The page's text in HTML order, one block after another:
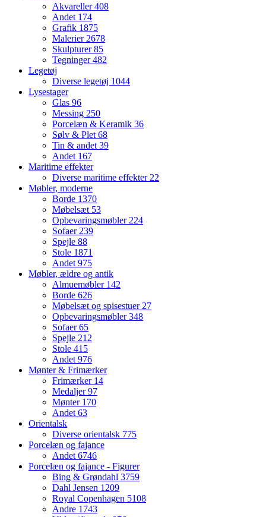
Akvareller408
Andet 174
Grafik 1875
Malerier 2678
Skulpturer85
Tegninger482
Legetøj
Diverse legetøj 1044
Lysestager
Glas 96
Messing 250
Porcelæn & Keramik 36
Sølv & Plet 68
Tin & andet 39
Andet 167
Maritime effekter
Diverse maritime effekter 22
Møbler, moderne
Borde 1370
Møbelsæt 53
Opbevaringsmøbler 224
Sofaer 239
Spejle 88
Stole 1871
Andet 975
Møbler, ældre og antik
Almuemøbler 142
Borde 626
Møbelsæt og spisestuer 27
Opbevaringsmøbler348
Sofaer65
Spejle 212
Stole 415
Andet 976
Mønter & Frimærker
Frimærker 14
Medaljer97
Mønter 170
Andet 63
Orientalsk
Diverse orientalsk 775
Porcelæn og fajance
Andet 6746
Porcelæn og fajance - Figurer
Bing & Grøndahl 3759
Dahl Jensen 1209
Royal Copenhagen 5108
Andre 1743